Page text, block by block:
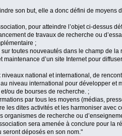
son but, elle a donc défini de moyens
pour atteindre l’objet ci-dessus
de travaux de recherche ou
;
toutes nouveautés dans le champ de
maintenance d’un site Internet pour
national et international, de
niveau international pour développer et
ou de bourses de recherche. ;
par tous les moyens (médias,
les dites activités et les harmoniser avec
organismes de recherche ou
sera amenée à conclure pour
seront déposés en son nom."